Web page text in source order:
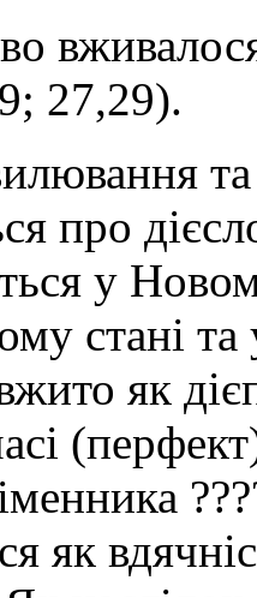
27,29).
та
про
у
стані
як
як